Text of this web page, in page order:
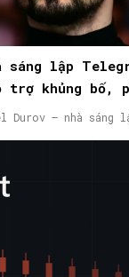
lập
trợ khủng bố,
Durov – nhà sáng